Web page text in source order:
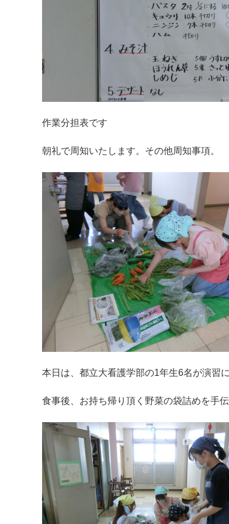
作業分担表です
朝礼で周知いたします。その他周知事項。
本日は、都立大看護学部の1年生6名が演習
食事後、お持ち帰り頂く野菜の袋詰めを手